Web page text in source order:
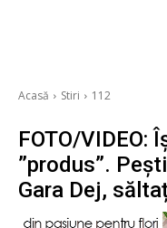
Acasă Stiri 112
FOTO/VIDEO:
”produs”.
Gara Dej,